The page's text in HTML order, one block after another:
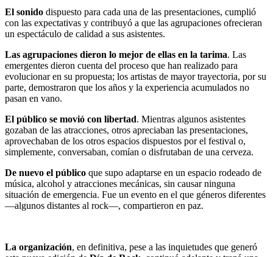
El sonido dispuesto para cada una de las presentaciones, cumplió
con las expectativas y contribuyó a que las agrupaciones ofrecieran
un espectáculo de calidad a sus asistentes.
Las agrupaciones dieron lo mejor de ellas en la tarima. Las
emergentes dieron cuenta del proceso que han realizado para
evolucionar en su propuesta; los artistas de mayor trayectoria, por su
parte, demostraron que los años y la experiencia acumulados no
pasan en vano.
El público se movió con libertad. Mientras algunos asistentes
gozaban de las atracciones, otros apreciaban las presentaciones,
aprovechaban de los otros espacios dispuestos por el festival o,
simplemente, conversaban, comían o disfrutaban de una cerveza.
De nuevo el público que supo adaptarse en un espacio rodeado de
música, alcohol y atracciones mecánicas, sin causar ninguna
situación de emergencia. Fue un evento en el que géneros ­­diferentes
―algunos distantes al rock―, compartieron en paz.
La organización, en definitiva, pese a las inquietudes que generó